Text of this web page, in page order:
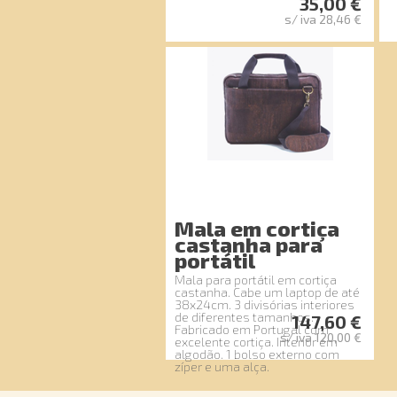
s/ iva 28,46 €
Mala em cortiça
castanha para
portátil
Mala para portátil em cortiça
castanha. Cabe um laptop de até
38x24cm. 3 divisórias interiores
de diferentes tamanhos.
Fabricado em Portugal com
excelente cortiça. Interior em
algodão. 1 bolso externo com
zíper e uma alça.
147,60 €
s/ iva 120,00 €